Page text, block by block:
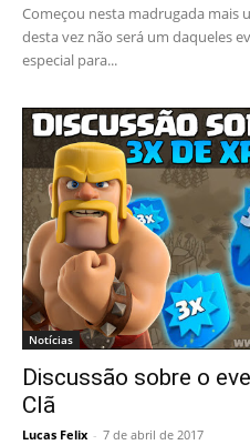
Começou nesta madrugada mais
desta vez não será um daqueles
especial para...
Notícias
Discussão sobre o
Clã
Lucas Felix - 7 de abril de 2017